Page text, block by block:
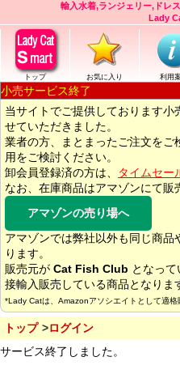
輸入水着,ランジェリー,ドレ
Lady
トップ お気に入り 利用
小売サービス終了
当サイトでご提供しております小
せていただきました。
業者の方、まとまったご注文をご
用をご検討ください。
卸会員登録済の方は、
タイムセー
なお、在庫商品はアマゾンにて販
アマゾンの売り場へ
アマゾンでは弊社以外も同じ商
ります。
販売元が Cat Fish Club となっ
接輸入販売している商品となりま
*Lady Catは、Amazonアソシエイトとして適格
トップ
ログイン
サービス終了しました。